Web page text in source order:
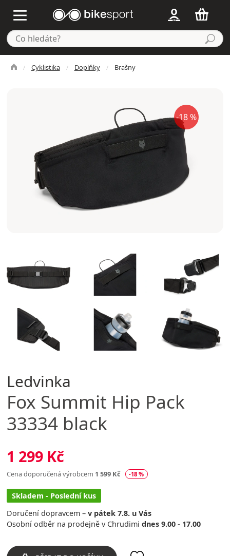
Cyklistika Doplňky Brašny
-18 %
Ledvinka
Fox Summit Hip Pack
33334 black
1 299 Kč
Cena doporučená výrobcem 1 599 Kč -18 %
Skladem - Poslední kus
Doručení dopravcem – v pátek 7.8. u Vás
Osobní odběr na prodejně v Chrudimi dnes 9.00 - 17.00